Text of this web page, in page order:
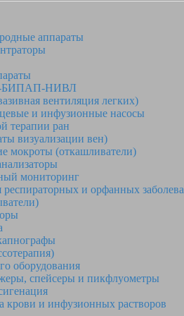
аппараты
БИПАП-НИВЛ
вентиляция легких)
и инфузионные насосы
терапии ран
визуализации вен)
мокроты (откашливатели)
мониторинг
респираторных и орфанных
оборудования
спейсеры и пикфлуометры
крови и инфузионных растворов